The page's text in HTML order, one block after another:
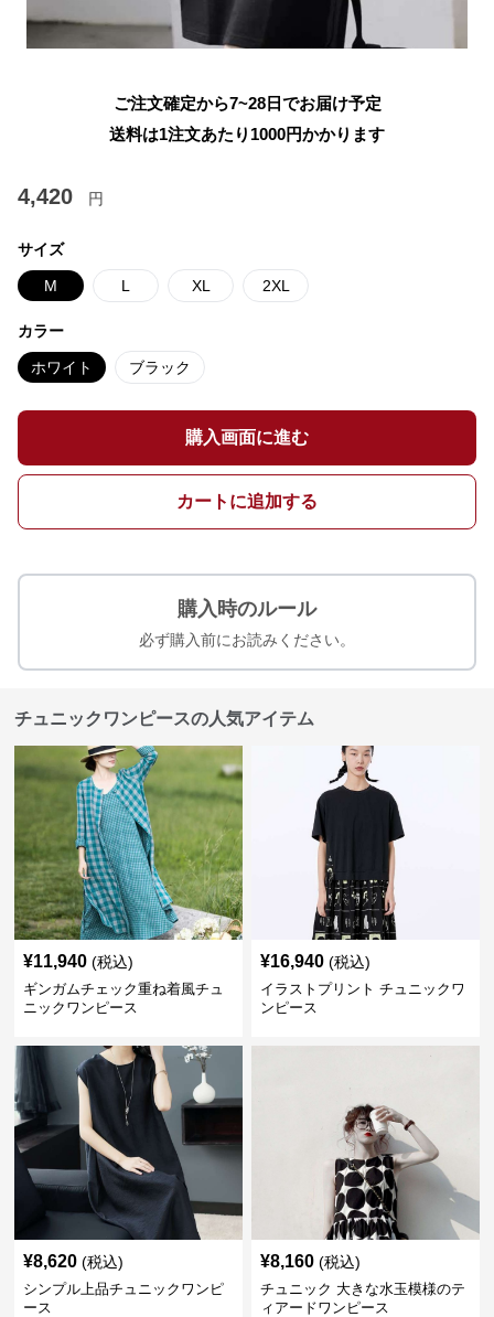
ご注文確定から7~28日でお届け予定
送料は1注文あたり 1000円かかります
4,420 円
サイズ
M L XL 2XL
カラー
ホワイト ブラック
購入画面に進む
カートに追加する
購入時のルール
必ず購入前にお読みください。
チュニックワンピースの人気アイテム
¥11,940 (税込)
ギンガムチェック重ね着風チュ
ニックワンピース
¥16,940 (税込)
イラストプリント チュニックワ
ンピース
¥8,620 (税込)
シンプル上品チュニックワンピ
ース
¥8,160 (税込)
チュニック 大きな水玉模様のテ
ィアードワンピース